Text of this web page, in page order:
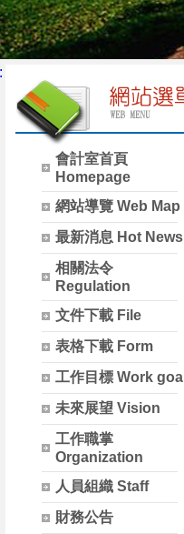
會計室首頁
Homepage
網站導覽 Web Map
最新消息 Hot News
相關法令
Regulation
文件下載 File
表格下載 Form
工作目標 Work goal
未來展望 Vision
工作職掌
Organization
人員組織 Staff
財務公告